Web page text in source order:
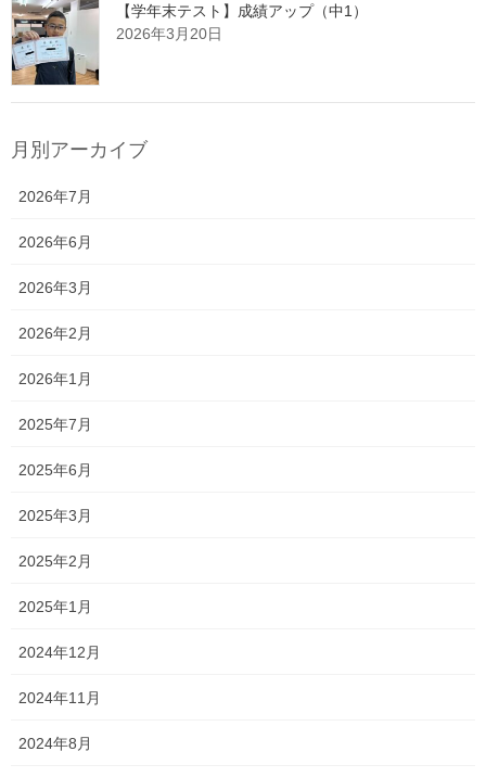
【学年末テスト】成績アップ（中1）
2026年3月20日
月別アーカイブ
2026年7月
2026年6月
2026年3月
2026年2月
2026年1月
2025年7月
2025年6月
2025年3月
2025年2月
2025年1月
2024年12月
2024年11月
2024年8月